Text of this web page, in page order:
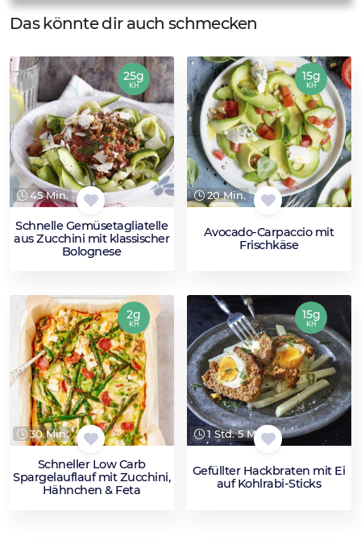
Das könnte dir auch schmecken
45 Min.
Schnelle Gemüsetagliatelle
aus Zucchini mit klassischer
Bolognese
25g
KH
20 Min.
Avocado-Carpaccio mit
Frischkäse
15g
KH
30 Min.
Schneller Low Carb
Spargelauflauf mit Zucchini,
Hähnchen & Feta
2g
KH
1 Std. 5 Min.
Gefüllter Hackbraten mit Ei
auf Kohlrabi-Sticks
15g
KH